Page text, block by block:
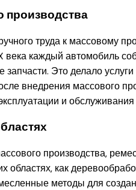
производства
труда к массовому
каждый автомобиль
запчасти. Это делало
внедрения массового
и
производства,
областях, как
методы для